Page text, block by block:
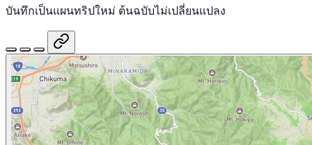
บันทึกเป็นแผนทริปใหม่ ต้นฉบับไม่เปลี่ยนแปลง